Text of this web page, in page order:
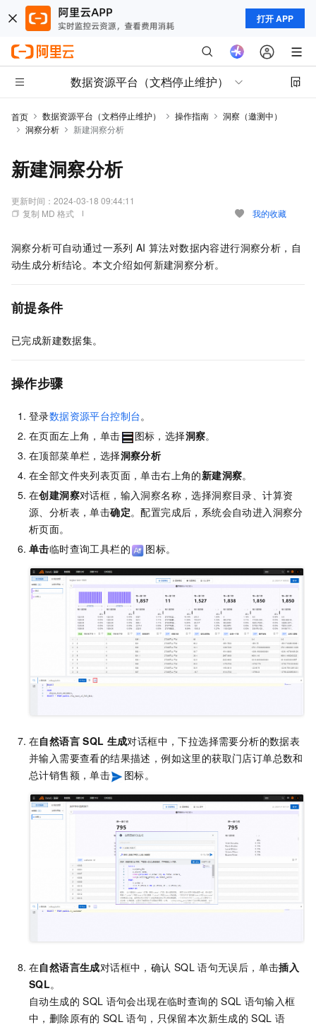
打开 APP
数据资源平台（文档停止维护）
首页 数据资源平台（文档停止维护） 操作指南
洞察（邀测中）
洞察分析
新建洞察分析
新建洞察分析
更新时间： 2024-03-18 09:44:11
复制 MD 格式
我的收藏
洞察分析可自动通过一系列 AI 算法对数据内容进行洞察分析，自
动生成分析结论。本文介绍如何新建洞察分析。
前提条件
已完成新建数据集。
操作步骤
登录数据资源平台控制台。
在页面左上角，单击
图标，选择洞察。
在顶部菜单栏，选择洞察分析
在全部文件夹列表页面，单击右上角的新建洞察。
在创建洞察对话框，输入洞察名称，选择洞察目录、计算资
源、分析表，单击确定。配置完成后，系统会自动进入洞察分
析页面。
单击临时查询工具栏的 图标。
在自然语言 SQL 生成对话框中，下拉选择需要分析的数据表
并输入需要查看的结果描述，例如这里的获取门店订单总数和
总计销售额，单击
图标。
在自然语言生成对话框中，确认 SQL 语句无误后，单击插入
SQL。
自动生成的 SQL 语句会出现在临时查询的 SQL 语句输入框
中，删除原有的 SQL 语句，只保留本次新生成的 SQL 语